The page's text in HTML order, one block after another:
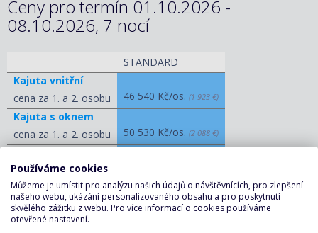
Ceny pro termín 01.10.2026 -
08.10.2026, 7 nocí
STANDARD
Kajuta vnitřní
cena za 1. a 2. osobu
46 540 Kč/os. (1 923 €)
Kajuta s oknem
cena za 1. a 2. osobu
50 530 Kč/os. (2 088 €)
cena za 1. a 2. osobu
Apartmá
cena za 1. a 2. osobu
79 880 Kč/os.(3 301 €)
Používáme cookies
Můžeme je umístit pro analýzu našich údajů o návštěvnících, pro zlepšení
našeho webu, ukázání personalizovaného obsahu a pro poskytnutí
skvělého zážitku z webu. Pro více informací o cookies používáme
otevřené nastavení.